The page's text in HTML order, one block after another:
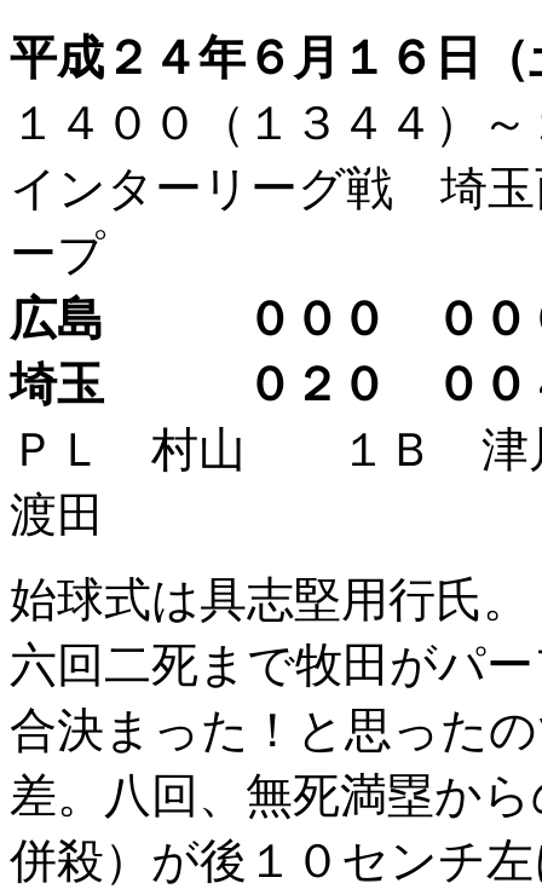
平成２４年６月１６日（
１４００（１３４４
インターリーグ戦 埼玉
ープ
広島 ０００ ０
埼玉 ０２０ ０
ＰＬ 村山 １Ｂ
渡田
始球式は具志堅用行氏。
六回二死まで牧田がパ
合決まった！と思った
差。八回、無死満塁か
併殺）が後１０センチ